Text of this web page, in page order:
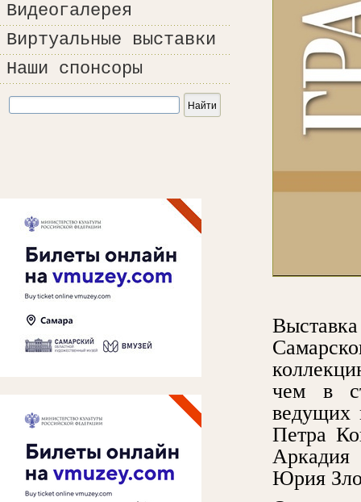
Видеогалерея
Виртуальные выставки
Наши спонсоры
чем в
ведущих
Петра
Юрия